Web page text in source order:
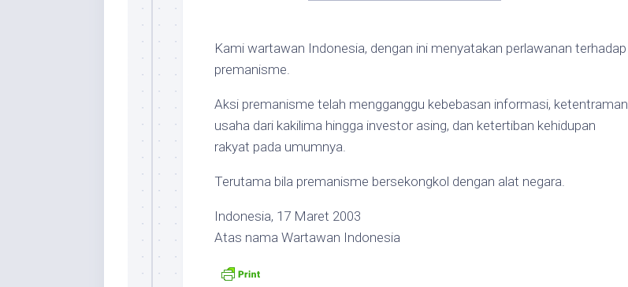
Kami wartawan Indonesia, dengan ini menyatakan perlawanan terhadap
premanisme.
Aksi premanisme telah mengganggu kebebasan informasi, ketentraman
usaha dari kakilima hingga investor asing, dan ketertiban kehidupan
rakyat pada umumnya.
Terutama bila premanisme bersekongkol dengan alat negara.
Indonesia, 17 Maret 2003
Atas nama Wartawan Indonesia